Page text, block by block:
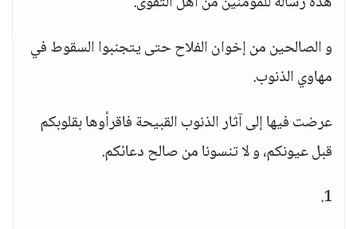
و الصالحين من إخوان الفلاح حتى يتجنبوا السقوط في
مهاوي الذنوب.
عرضت فيها إلى آثار الذنوب القبيحة فاقرأوها بقلوبكم
قبل عيونكم، و لا تنسونا من صالح دعائكم.
1.